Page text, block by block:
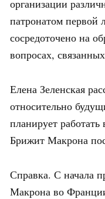
организации
патронатом первой
сосредоточено на
вопросах,
Елена Зеленская
относительно
планирует
Брижит Макрона
Справка. С начала
Макрона во